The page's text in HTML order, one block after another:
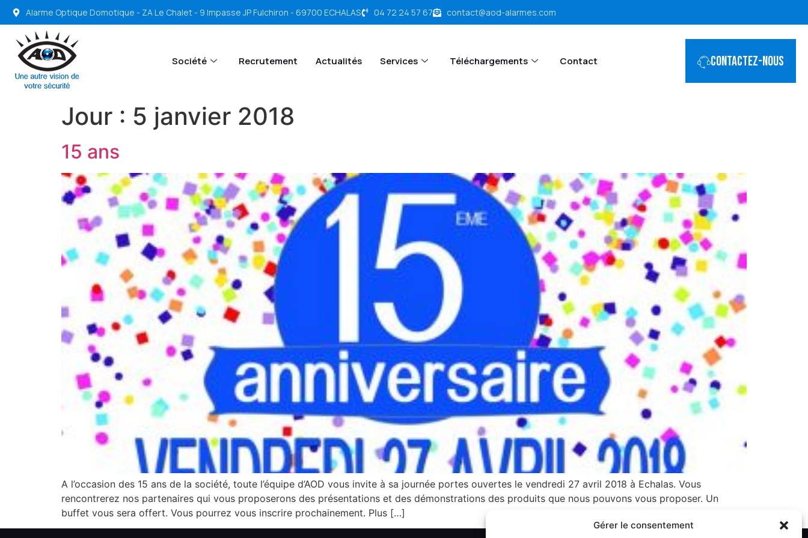
Gérer le consentement
Alarme Optique Domotique - ZA Le Chalet - 9 Impasse JP Fulchiron - 69700 ECHALAS 04 72 24 57 67 contact@aod-alarmes.com
Société Recrutement Actualités Services Téléchargements Contact Contactez-nous
Jour : 5 janvier 2018
15 ans
A l’occasion des 15 ans de la société, toute l’équipe d’AOD vous invite à sa journée portes ouvertes le vendredi 27 avril 2018 à Echalas. Vous
rencontrerez nos partenaires qui vous proposerons des présentations et des démonstrations des produits que nous pouvons vous proposer. Un
buffet vous sera offert. Vous pourrez vous inscrire prochainement. Plus […]